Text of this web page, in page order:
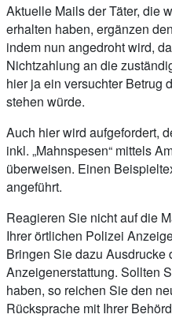
Aktuelle Mails der Täter, die
erhalten haben, ergänzen
indem nun angedroht wird,
Nichtzahlung an die
hier ja ein versuchter Betrug
stehen würde.
Auch hier wird aufgefordert,
inkl. „Mahnspesen“ mittels
überweisen. Einen
angeführt.
Reagieren Sie nicht auf die
Ihrer örtlichen Polizei
Bringen Sie dazu Ausdrucke
Anzeigenerstattung. Sollten
haben, so reichen Sie den
Rücksprache mit Ihrer